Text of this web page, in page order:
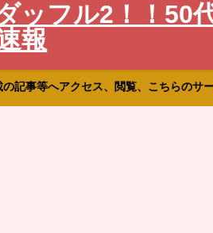
ッフル2！！50
報
記事等へアクセス、閲覧、こちらのサ